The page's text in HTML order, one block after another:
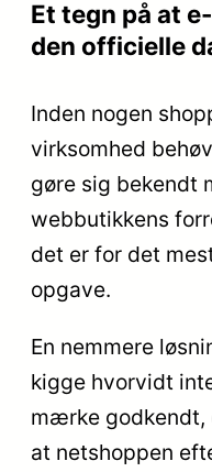
Et tegn på at
den officielle
Inden nogen
virksomhed
gøre sig bekendt
webbutikkens
det er for det
opgave.
En nemmere
kigge hvorvidt
mærke godkendt,
at netshoppen